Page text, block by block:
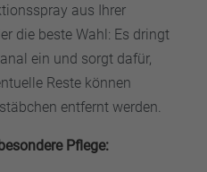
aus Ihrer
die beste Wahl: Es dringt
ein und sorgt dafür,
Reste können
entfernt werden.
Pflege: